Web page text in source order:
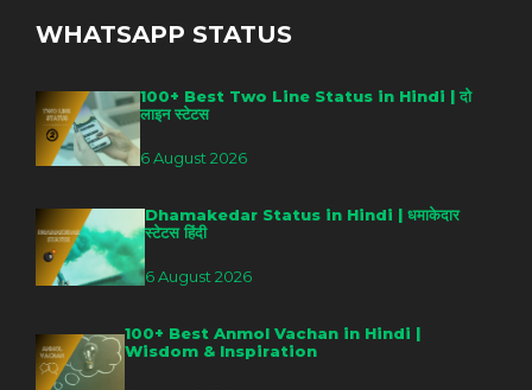
WHATSAPP STATUS
100+ Best Two Line Status in Hindi | दो
लाइन स्टेटस
6 August 2026
Dhamakedar Status in Hindi | धमाकेदार
स्टेटस हिंदी
6 August 2026
100+ Best Anmol Vachan in Hindi |
Wisdom & Inspiration